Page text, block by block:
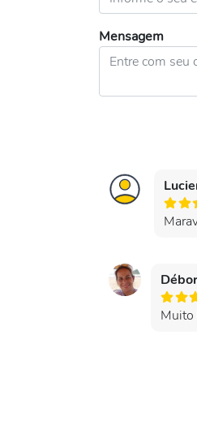
Mensagem
Muito